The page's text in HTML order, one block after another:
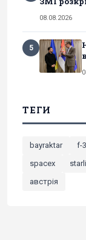
08.08.2026
5
ТЕГИ
bayraktar f-
spacex
австрія